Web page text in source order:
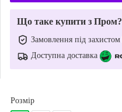
Що таке купити з Пром?
Замовлення під захистом
Доступна доставка
Розмір